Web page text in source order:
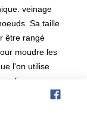
veinage
Sa taille
être rangé
moudre les
l'on utilise
sera
pour